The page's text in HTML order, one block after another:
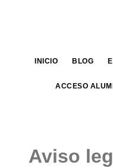
INICIO BLOG
ACCESO
Aviso